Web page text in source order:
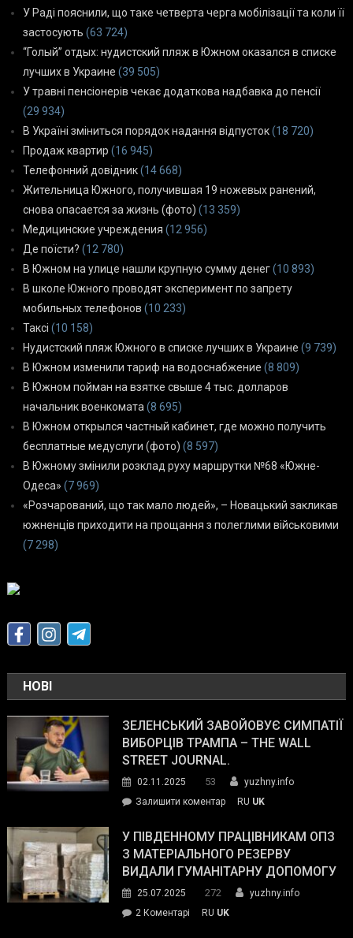
У Раді пояснили, що таке четверта черга мобілізації та коли її
застосують (63 724)
“Голый” отдых: нудистский пляж в Южном оказался в списке
лучших в Украине (39 505)
У травні пенсіонерів чекає додаткова надбавка до пенсії
(29 934)
В Україні зміниться порядок надання відпусток(18 720)
Продаж квартир (16 945)
Телефонний довідник(14 668)
Жительница Южного, получившая 19 ножевых ранений,
снова опасается за жизнь (фото) (13 359)
Медицинские учреждения (12 956)
Де поїсти? (12 780)
В Южном на улице нашли крупную сумму денег(10 893)
В школе Южного проводят эксперимент по запрету
мобильных телефонов (10 233)
Таксі (10 158)
Нудистский пляж Южного в списке лучших в Украине (9 739)
В Южном изменили тариф на водоснабжение (8 809)
В Южном пойман на взятке свыше 4 тыс. долларов
начальник военкомата (8 695)
В Южном открылся частный кабинет, где можно получить
бесплатные медуслуги (фото) (8 597)
В Южному змінили розклад руху маршрутки №68 «Южне-
Одеса» (7 969)
«Розчарований, що так мало людей», – Новацький закликав
южненців приходити на прощання з полеглими військовими
(7 298)
НОВІ
ЗЕЛЕНСЬКИЙ ЗАВОЙОВУЄ СИМПАТІЇ
ВИБОРЦІВ ТРАМПА – THE WALL
STREET JOURNAL.
02.11.2025 53
yuzhny.info
Залишити коментарon
завойовує
симпатії
виборців
The
RU UK
У ПІВДЕННОМУ ПРАЦІВНИКАМ ОПЗ
З МАТЕРІАЛЬНОГО РЕЗЕРВУ
ВИДАЛИ ГУМАНІТАРНУ ДОПОМОГУ
25.07.2025 272
yuzhny.info
2 Коментарі
RU UK